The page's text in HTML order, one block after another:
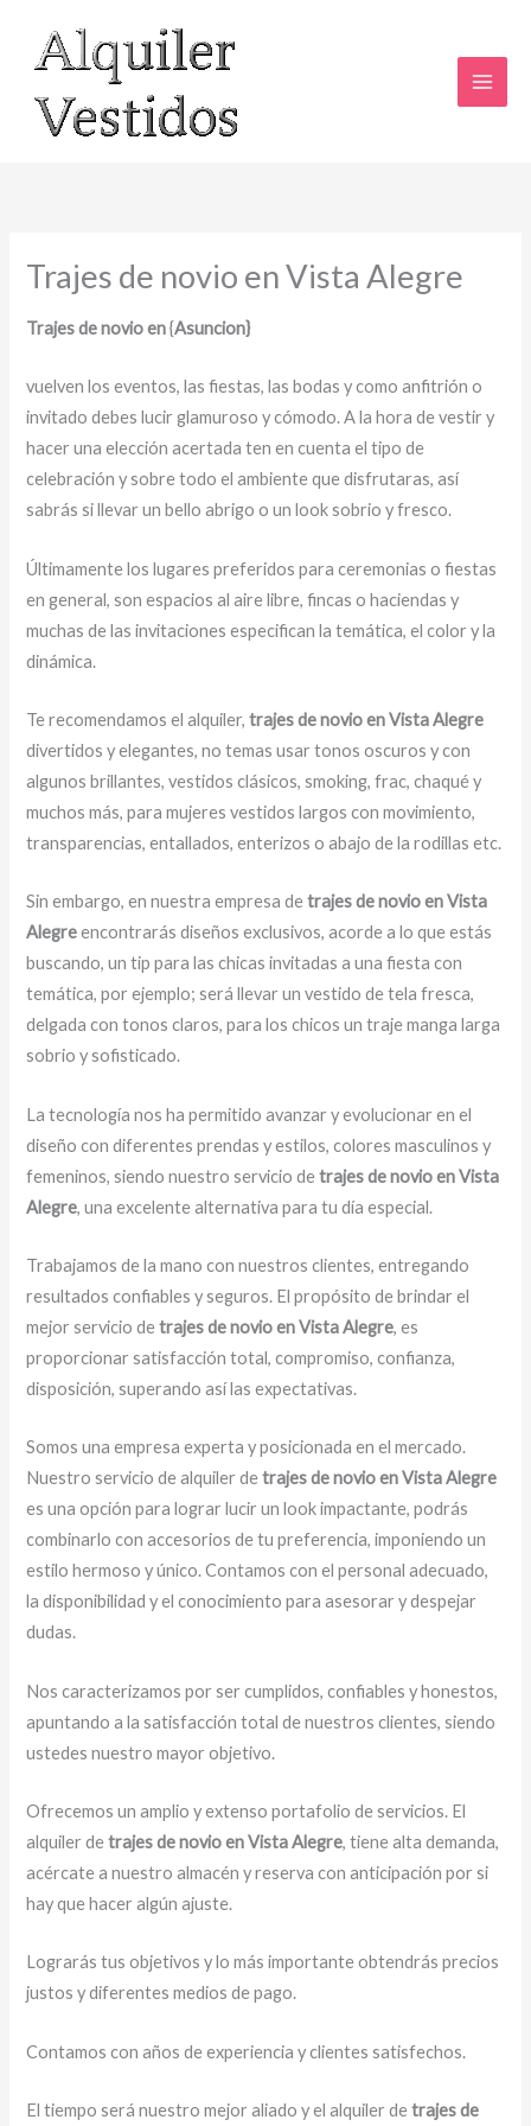
contenido
Trajes de novio en Vista Alegre
Trajes de novio en{Asuncion}
vuelven los eventos, las fiestas, las bodas y como anfitrión o
invitado debes lucir glamuroso y cómodo. A la hora de vestir y
hacer una elección acertada ten en cuenta el tipo de
celebración y sobre todo el ambiente que disfrutaras, así
sabrás si llevar un bello abrigo o un look sobrio y fresco.
Últimamente los lugares preferidos para ceremonias o fiestas
en general, son espacios al aire libre, fincas o haciendas y
muchas de las invitaciones especifican la temática, el color y la
dinámica.
Te recomendamos el alquiler,trajes de novio en Vista Alegre
divertidos y elegantes, no temas usar tonos oscuros y con
algunos brillantes, vestidos clásicos, smoking, frac, chaqué y
muchos más, para mujeres vestidos largos con movimiento,
transparencias, entallados, enterizos o abajo de la rodillas etc.
Sin embargo, en nuestra empresa detrajes de novio en Vista
Alegreencontrarás diseños exclusivos, acorde a lo que estás
buscando, un tip para las chicas invitadas a una fiesta con
temática, por ejemplo; será llevar un vestido de tela fresca,
delgada con tonos claros, para los chicos un traje manga larga
sobrio y sofisticado.
La tecnología nos ha permitido avanzar y evolucionar en el
diseño con diferentes prendas y estilos, colores masculinos y
femeninos, siendo nuestro servicio detrajes de novio en Vista
Alegre, una excelente alternativa para tu día especial.
Trabajamos de la mano con nuestros clientes, entregando
resultados confiables y seguros. El propósito de brindar el
mejor servicio detrajes de novio en Vista Alegre, es
proporcionar satisfacción total, compromiso, confianza,
disposición, superando así las expectativas.
Somos una empresa experta y posicionada en el mercado.
Nuestro servicio de alquiler detrajes de novio en Vista Alegre
es una opción para lograr lucir un look impactante, podrás
combinarlo con accesorios de tu preferencia, imponiendo un
estilo hermoso y único.Contamos con el personal adecuado,
la disponibilidad y el conocimiento para asesorar y despejar
dudas.
Nos caracterizamos por ser cumplidos, confiables y honestos,
apuntando a la satisfacción total de nuestros clientes, siendo
ustedes nuestro mayor objetivo.
Ofrecemos un amplio y extenso portafolio de servicios. El
alquiler detrajes de novio en Vista Alegre, tiene alta demanda,
acércate a nuestro almacén y reserva con anticipación por si
hay que hacer algún ajuste.
Lograrás tus objetivos y lo más importante obtendrás precios
justos y diferentes medios de pago.
Contamos con años de experiencia y clientes satisfechos.
El tiempo será nuestro mejor aliado yel alquiler detrajes de